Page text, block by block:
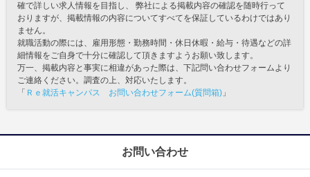
確で詳しい求人情報を目指し、 弊社による掲載内容の確認を随時行って
おりますが、掲載情報の内容についてすべてを保証しているわけではあり
ません。
就職活動の際には、雇用形態・勤務時間・休日休暇・給与・待遇などの詳
細情報をご自身で十分に確認して頂きますようお願い致します。
万一、掲載内容と事実に相違があった際は、下記問い合わせフォームより
ご連絡ください。調査の上、対応いたします。
「 Ｒｅ就活キャンパス お問い合わせフォーム(質問箱) 」
お問い合わせ